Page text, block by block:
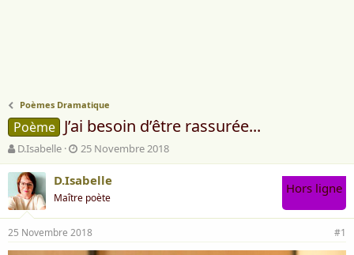
Poèmes Dramatique
Poème J’ai besoin d’être rassurée...
A
u
t
e
u
r
d
e
D.Isabelle
D
a
t
d
e
d
é
25 Novembre 2018
D.Isabelle
Maître poète
Hors ligne
25 Novembre 2018 #1